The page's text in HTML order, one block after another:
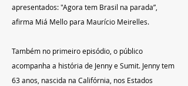
apresentados: "Agora tem Brasil na parada”,
afirma Miá Mello para Maurício Meirelles.
Também no primeiro episódio, o público
acompanha a história de Jenny e Sumit. Jenny tem
63 anos, nascida na Califórnia, nos Estados